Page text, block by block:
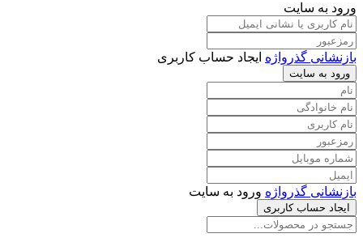
ورود به سایت
بازنشانی گذرواژه ایجاد حساب کاربری
ورود به سایت
بازنشانی گذرواژه ورود به سایت
ایجاد حساب کاربری